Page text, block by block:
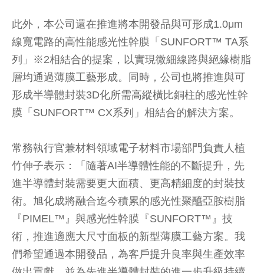
此外，本公司還在推進將本開發品與可形成1.0μm
線寬電路的高性能感光性幹膜「SUNFORT™ TA系
列」※2相結合的提案，以實現微細線路與絕緣樹脂
層均通過薄膜工藝形成。同時，公司也將推進與可
形成半導體封裝3D化所需高縱橫比銅柱的感光性幹
膜「SUNFORT™ CX系列」相結合的解決方案。
常務執行官兼材料領域電子材料市場部門負責人植
竹伸子表示：「隨著AI半導體性能的不斷提升，先
進半導體封裝需要更大面積、更高精細度的封裝技
術。旭化成將融合迄今積累的感光性聚醯亞胺樹脂
『PIMEL™』與感光性幹膜『SUNFORT™』技
術，推進適應大尺寸面板的新型薄膜工藝方案。我
們希望通過本開發品，為客戶提升良率與生產效率